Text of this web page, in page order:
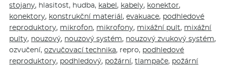
stojany, hlasitost, hudba, kabel, kabely, konektor,
konektory, konstrukční materiál,evakuace, podhledové
reproduktory, mikrofon, mikrofony, mixážní pult, mixážní
pulty, nouzový, nouzový systém, nouzový zvukový systém,
ozvučení,ozvučovací technika, repro, podhledové
reproduktory, podhledový, požární,tlampače, požární